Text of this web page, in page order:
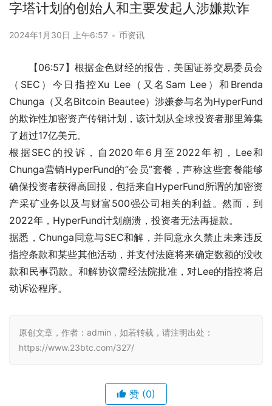
字塔计划的创始人和主要发起人涉嫌欺诈
2024年1月30日 上午6:57 • 币资讯
【06:57】根据金色财经的报告，美国证券交易委员会
（SEC）今日指控Xu Lee（又名Sam Lee）和Brenda
Chunga（又名Bitcoin Beautee）涉嫌参与名为HyperFund
的欺诈性加密资产传销计划，该计划从全球投资者那里筹集
了超过17亿美元。
根据SEC的投诉，自2020年6月至2022年初，Lee和
Chunga营销HyperFund的”会员”套餐，声称这些套餐能够
确保投资者获得高回报，包括来自HyperFund所谓的加密资
产采矿业务以及与财富500强公司相关的利益。然而，到
2022年，HyperFund计划崩溃，投资者无法再提款。
据悉，Chunga同意与SEC和解，并同意永久禁止未来违反
指控条款和某些其他活动，并支付法庭将来确定数额的没收
款和民事罚款。和解协议需经法院批准，对Lee的指控将启
动诉讼程序。
原创文章，作者：admin，如若转载，请注明出处：
https://www.23btc.com/327/
赞 (0)